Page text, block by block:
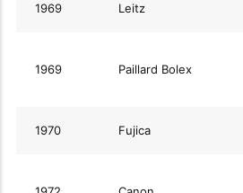
1969 Leitz
1969 Paillard Bolex
1970 Fujica